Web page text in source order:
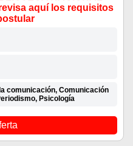
aquí los requisitos
comunicación, Comunicación
Psicología